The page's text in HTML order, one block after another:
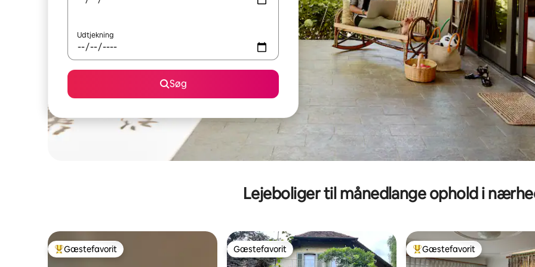
Udtjekning
Søg
Lejeboliger til månedlange ophold i
Bedste gæstefavorit
Gæstefavorit Gæstefavorit
Gæstefavorit Bedste gæstefavorit
Gæstefavorit